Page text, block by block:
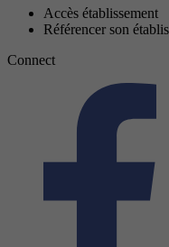
Accès établissement
Référencer son
Connect